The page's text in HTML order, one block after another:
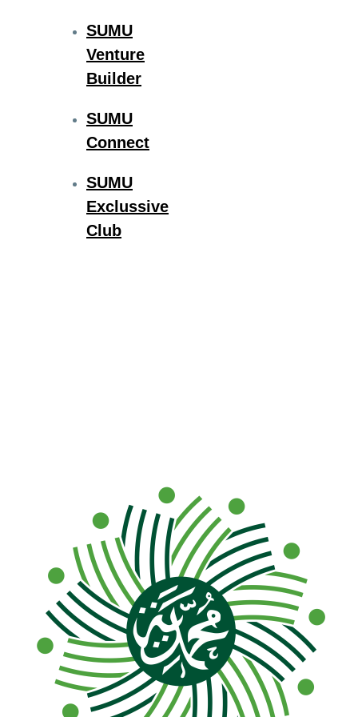
SUMU
Venture
Builder
SUMU
Connect
SUMU
Exclussive
Club